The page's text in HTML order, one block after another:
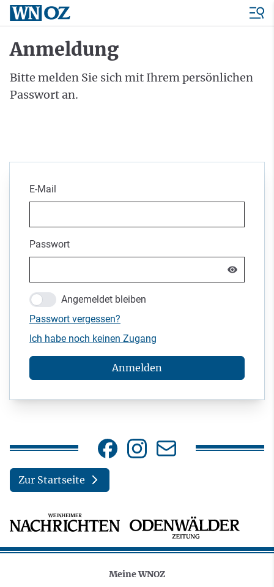
Anmeldung
Bitte melden Sie sich mit Ihrem persönlichen
Passwort an.
E-Mail
Passwort
Angemeldet bleiben
Passwort vergessen?
Ich habe noch keinen Zugang
Anmelden
Zur Startseite
Meine WNOZ